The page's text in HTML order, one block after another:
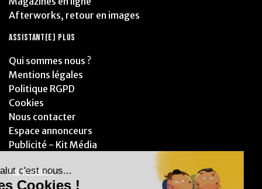
Afterworks, retour en images
ASSISTANT(E) PLUS
Qui sommes nous ?
Mentions légales
Politique RGPD
Cookies
Nous contacter
Espace annonceurs
Publicité - Kit Média
PARTENAIRES